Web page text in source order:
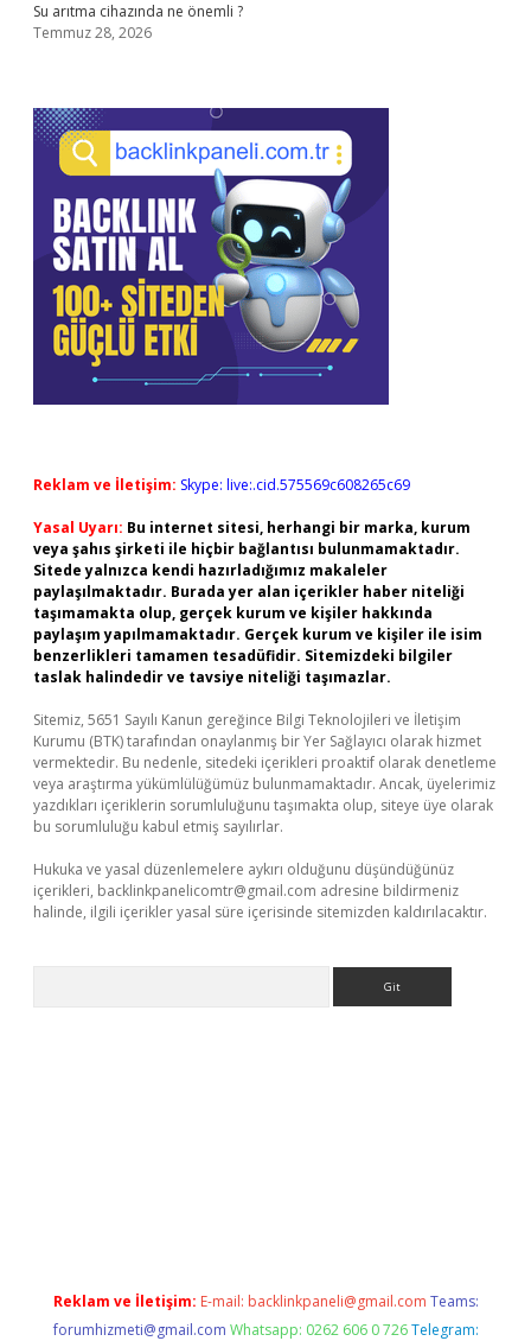
Su arıtma cihazında ne önemli ?
Temmuz 28, 2026
Reklam ve İletişim: Skype: live:.cid.575569c608265c69
Yasal Uyarı: Bu internet sitesi, herhangi bir marka, kurum
veya şahıs şirketi ile hiçbir bağlantısı bulunmamaktadır.
Sitede yalnızca kendi hazırladığımız makaleler
paylaşılmaktadır. Burada yer alan içerikler haber niteliği
taşımamakta olup, gerçek kurum ve kişiler hakkında
paylaşım yapılmamaktadır. Gerçek kurum ve kişiler ile isim
benzerlikleri tamamen tesadüfidir. Sitemizdeki bilgiler
taslak halindedir ve tavsiye niteliği taşımazlar.
Sitemiz, 5651 Sayılı Kanun gereğince Bilgi Teknolojileri ve İletişim
Kurumu (BTK) tarafından onaylanmış bir Yer Sağlayıcı olarak hizmet
vermektedir. Bu nedenle, sitedeki içerikleri proaktif olarak denetleme
veya araştırma yükümlülüğümüz bulunmamaktadır. Ancak, üyelerimiz
yazdıkları içeriklerin sorumluluğunu taşımakta olup, siteye üye olarak
bu sorumluluğu kabul etmiş sayılırlar.
Hukuka ve yasal düzenlemelere aykırı olduğunu düşündüğünüz
içerikleri, backlinkpanelicomtr@gmail.com adresine bildirmeniz
halinde, ilgili içerikler yasal süre içerisinde sitemizden kaldırılacaktır.
Reklam ve İletişim: E-mail: backlinkpaneli@gmail.com Teams:
forumhizmeti@gmail.com Whatsapp: 0262 606 0 726 Telegram: